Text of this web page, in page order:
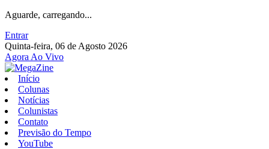
Aguarde, carregando...
Entrar
Quinta-feira, 06 de Agosto 2026
Agora Ao Vivo
Início
Colunas
Notícias
Colunistas
Contato
Previsão do Tempo
YouTube